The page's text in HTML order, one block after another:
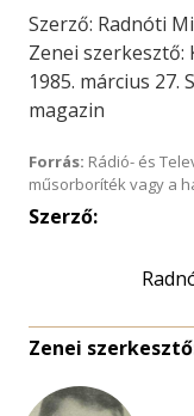
Szerző: Radnóti
Zenei szerkesztő:
1985. március 27.
magazin
Forrás: Rádió- és
műsorboríték vagy a
Szerző:
Zenei